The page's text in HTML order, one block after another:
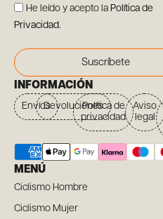
He leído y acepto la Política de
Privacidad.
Suscríbete
INFORMACIÓN
EnvíosDevolucionesPolítica de
privacidad
Aviso
legal
MENÚ
Ciclismo Hombre
Ciclismo Mujer